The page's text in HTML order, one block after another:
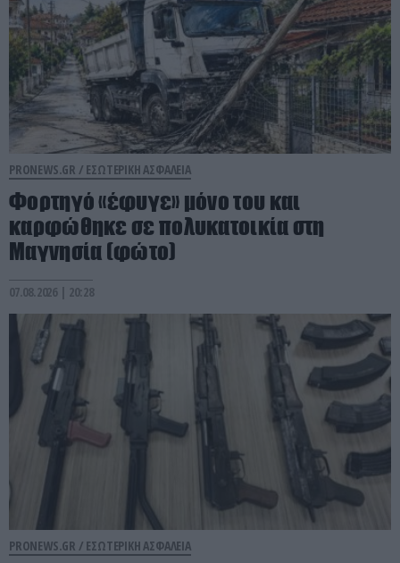
PRONEWS.GR / ΕΣΩΤΕΡΙΚΗ ΑΣΦΑΛΕΙΑ
Φορτηγό «έφυγε» μόνο του και
καρφώθηκε σε πολυκατοικία στη
Μαγνησία (φώτο)
07.08.2026 | 20:28
PRONEWS.GR / ΕΣΩΤΕΡΙΚΗ ΑΣΦΑΛΕΙΑ